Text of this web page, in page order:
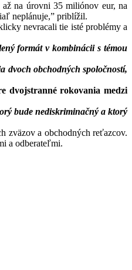
na úrovni 35 miliónov eur, na
neplánuje,” priblížil.
nevracali tie isté problémy a
formát v kombinácii s témou
dvoch obchodných spoločností,
dvojstranné rokovania medzi
bude nediskriminačný a ktorý
zväzov a obchodných reťazcov.
a odberateľmi.